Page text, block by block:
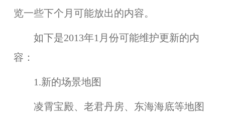
览一些下个月可能放出的内容。
如下是2013年1月份可能维护更新的内
容：
1.新的场景地图
凌霄宝殿、老君丹房、东海海底等地图